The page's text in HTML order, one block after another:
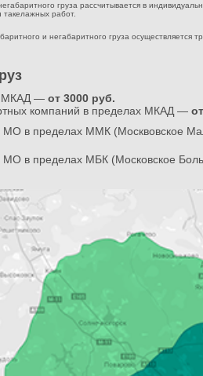
груза рассчитывается в
работ.
и негабаритного груза
МКАД — от 3000 руб.
компаний в пределах МКАД —
МО в пределах ММК (Москвовское
МО в пределах МБК (Московское